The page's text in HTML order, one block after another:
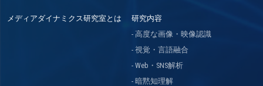
メディアダイナミクス研究室とは
研究内容
高度な画像・映像認識
視覚・言語融合
Web・SNS解析
暗黙知理解